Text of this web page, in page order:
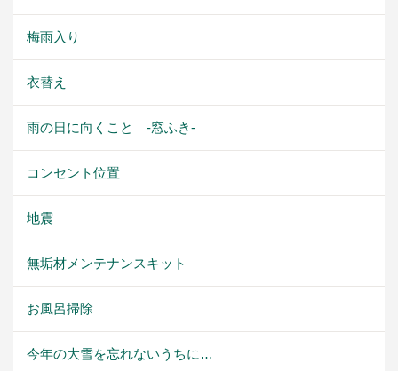
梅雨入り
衣替え
雨の日に向くこと -窓ふき-
コンセント位置
地震
無垢材メンテナンスキット
お風呂掃除
今年の大雪を忘れないうちに…